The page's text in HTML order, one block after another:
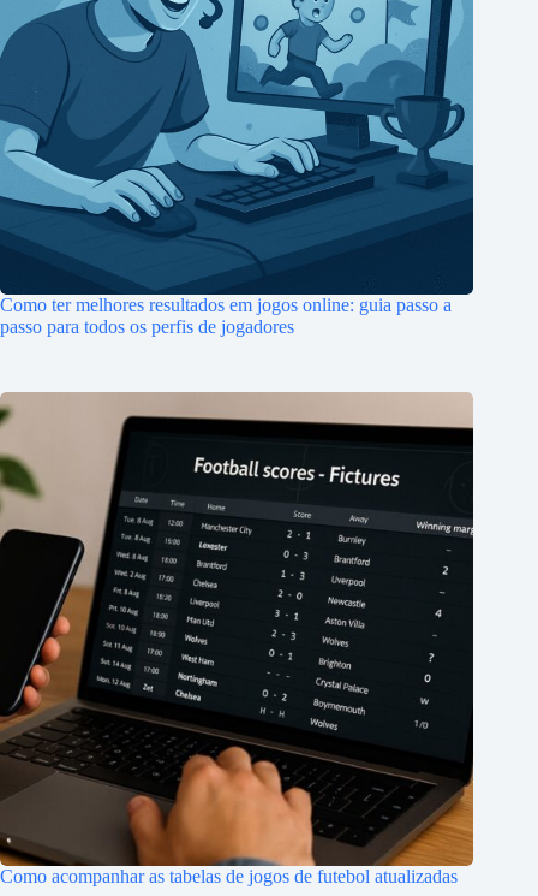
Como ter melhores resultados em jogos online: guia passo a
passo para todos os perfis de jogadores
Como acompanhar as tabelas de jogos de futebol atualizadas